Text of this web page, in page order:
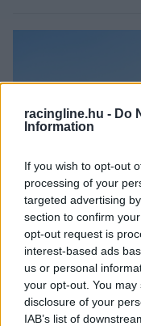
racingline.hu - Do
Information
If you wish to opt-out
processing of your
targeted advertising
section to confirm
opt-out request is
interest-based ads
us or personal
your opt-out. You
disclosure of your
IAB’s list of
Óriási
győzelem